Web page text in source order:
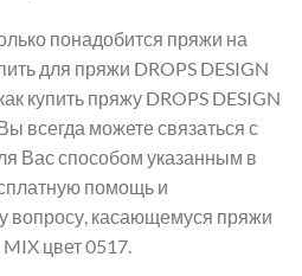
понадобится пряжи на
для пряжи DROPS DESIGN
купить пряжу DROPS DESIGN
всегда можете связаться с
Вас способом указанным в
помощь и
вопросу, касающемуся пряжи
цвет 0517.